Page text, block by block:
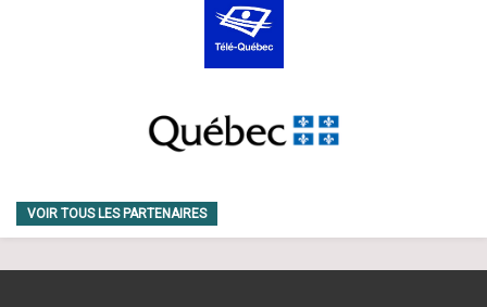
VOIR TOUS LES PARTENAIRES